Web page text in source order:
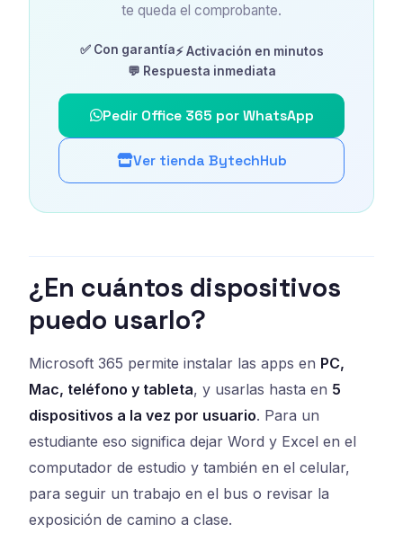
te queda el comprobante.
✅ Con garantía⚡ Activación en minutos
💬 Respuesta inmediata
Pedir Office 365 por WhatsApp
Ver tienda BytechHub
¿En cuántos dispositivos
puedo usarlo?
Microsoft 365 permite instalar las apps en PC,
Mac, teléfono y tableta, y usarlas hasta en 5
dispositivos a la vez por usuario. Para un
estudiante eso significa dejar Word y Excel en el
computador de estudio y también en el celular,
para seguir un trabajo en el bus o revisar la
exposición de camino a clase.